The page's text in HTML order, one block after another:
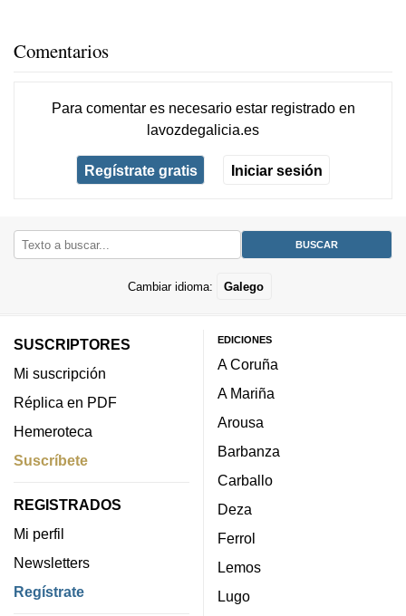
Comentarios
Para comentar es necesario estar registradoen
lavozdegalicia.es
Regístrate gratis Iniciar sesión
Cambiar idioma: Galego
SUSCRIPTORES
Mi suscripción
Réplica en PDF
Hemeroteca
Suscríbete
REGISTRADOS
Mi perfil
Newsletters
Regístrate
EDICIONES
A Coruña
A Mariña
Arousa
Barbanza
Carballo
Deza
Ferrol
Lemos
Lugo